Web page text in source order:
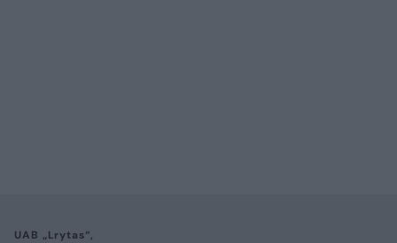
UAB „Lrytas“,